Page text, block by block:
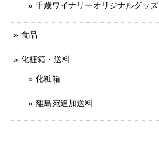
千歳ワイナリーオリジナルグッズ
食品
化粧箱・送料
化粧箱
離島宛追加送料